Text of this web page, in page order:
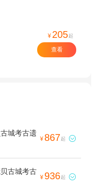
¥ 205起
查看
城考古遗
¥ 867起 
古城考古
¥ 936起 